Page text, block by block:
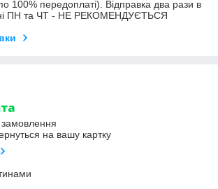
передоплаті). Відправка два рази в
ПН та ЧТ - НЕ РЕКОМЕНДУЄТЬСЯ
на вашу картку